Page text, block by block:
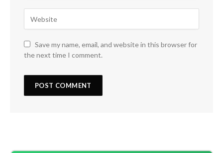
Save my name, email, and website in this browser for
the next time I comment.